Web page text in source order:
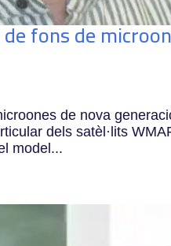
fons de
de nova
dels satèl·lits
model...